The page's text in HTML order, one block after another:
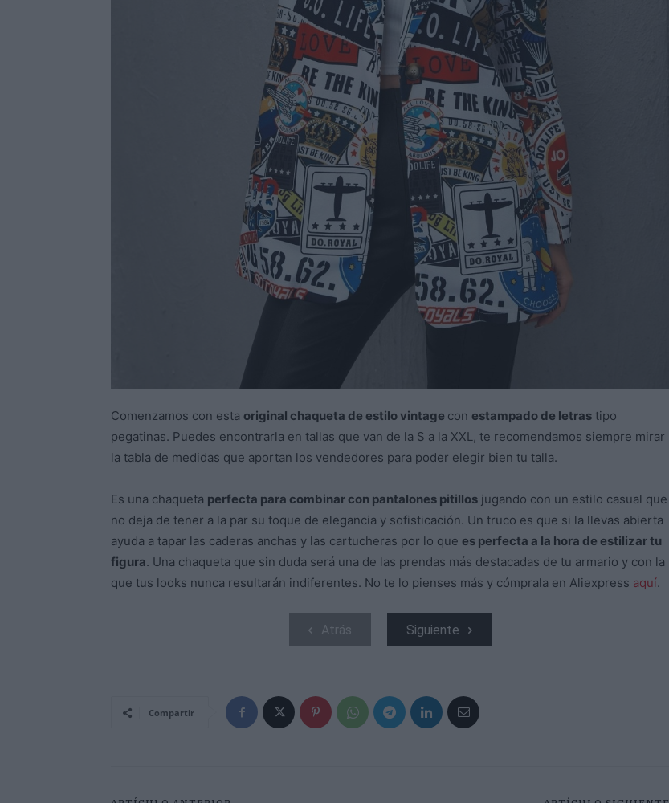
Comenzamos con esta original chaqueta de estilo vintage con estampado de letras tipo
pegatinas. Puedes encontrarla en tallas que van de la S a la XXL, te recomendamos siempre mirar
la tabla de medidas que aportan los vendedores para poder elegir bien tu talla.
Es una chaqueta perfecta para combinar con pantalones pitillos jugando con un estilo casual que
no deja de tener a la par su toque de elegancia y sofisticación. Un truco es que si la llevas abierta
ayuda a tapar las caderas anchas y las cartucheras por lo que es perfecta a la hora de estilizar tu
figura. Una chaqueta que sin duda será una de las prendas más destacadas de tu armario y con la
que tus looks nunca resultarán indiferentes. No te lo pienses más y cómprala en Aliexpress aquí.
Atrás Siguiente
Compartir